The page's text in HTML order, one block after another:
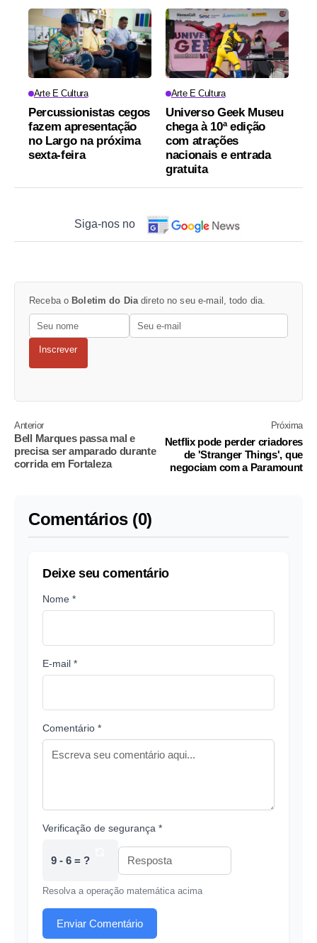
Arte E Cultura
Percussionistas cegos
fazem apresentação
no Largo na próxima
sexta-feira
Arte E Cultura
Universo Geek Museu
chega à 10ª edição
com atrações
nacionais e entrada
gratuita
Siga-nos no
Receba o Boletim do Dia direto no seu e-mail, todo dia.
Inscrever
Anterior
Bell Marques passa mal e
precisa ser amparado durante
corrida em Fortaleza
Próxima
Netflix pode perder criadores
de 'Stranger Things', que
negociam com a Paramount
Comentários (0)
Deixe seu comentário
Nome *
E-mail *
Comentário *
Verificação de segurança *
9 - 6 = ?
Resolva a operação matemática acima
Enviar Comentário